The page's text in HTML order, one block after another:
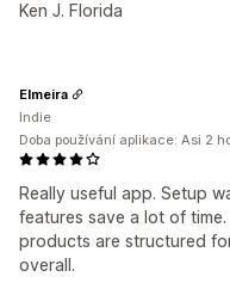
Ken J. Florida
Really useful app. Setup
features save a lot of
products are structured
overall.
Elmeira
Indie
Doba používání aplikace: Asi 2